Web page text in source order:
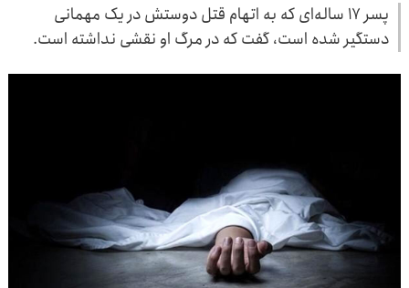
پسر ۱۷ ساله‌ای که به اتهام قتل دوستش در یک مهمانی
دستگیر شده است، گفت که در مرگ او نقشی نداشته است.